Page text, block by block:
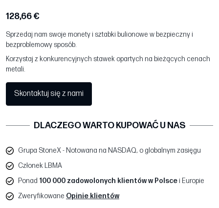
128,66 €
Sprzedaj nam swoje monety i sztabki bulionowe w bezpieczny i
bezproblemowy sposób.
Korzystaj z konkurencyjnych stawek opartych na bieżących cenach
metali.
Skontaktuj się z nami
DLACZEGO WARTO KUPOWAĆ U NAS
Grupa StoneX - Notowana na NASDAQ, o globalnym zasięgu
Członek LBMA
Ponad 100 000 zadowolonych klientów w Polscei Europie
Zweryfikowane Opinie klientów